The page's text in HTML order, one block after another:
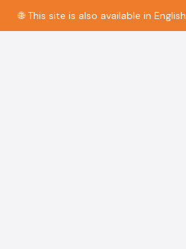
🌐 This site is also available in